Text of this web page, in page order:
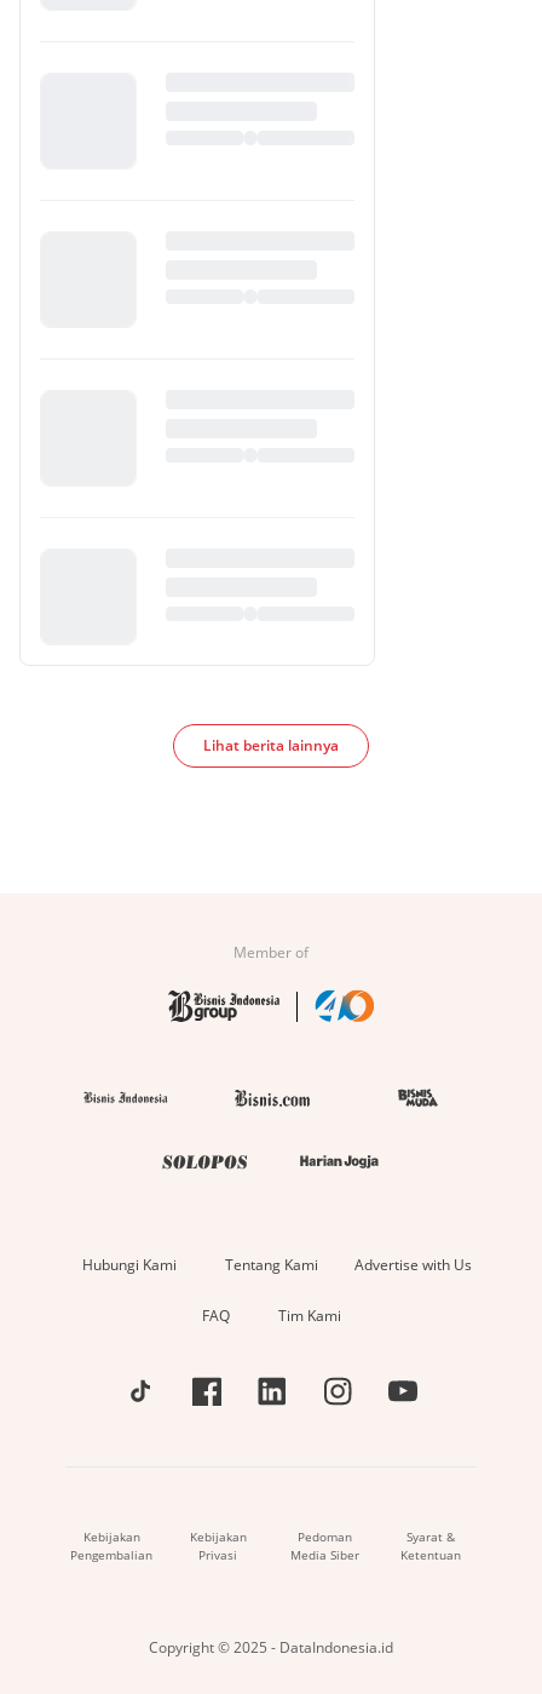
Lihat berita lainnya
Member of
Hubungi Kami Tentang Kami Advertise with Us
FAQ Tim Kami
Kebijakan
Pengembalian
Kebijakan
Privasi
Pedoman
Media Siber
Syarat &
Ketentuan
Copyright © 2025 - DataIndonesia.id